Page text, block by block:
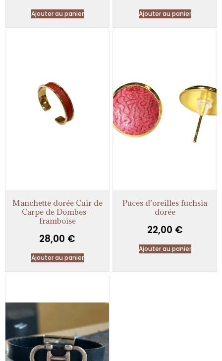
Ajouter au panier Ajouter au panier
Manchette dorée Cuir de
Carpe de Dombes –
framboise
28,00 €
Ajouter au panier
Puces d’oreilles fuchsia
dorée
22,00 €
Ajouter au panier